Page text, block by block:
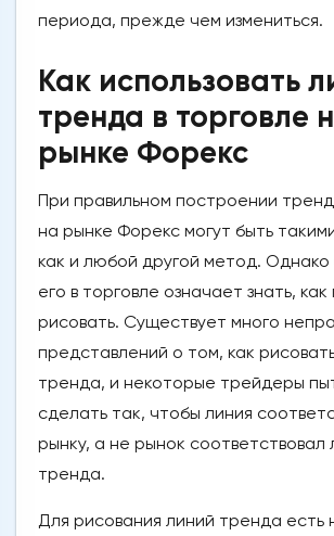
периода, прежде чем измениться.
Как использовать
тренда в торговле
рынке Форекс
При правильном построении
на рынке Форекс могут быть
как и любой другой метод. Однако
его в торговле означает знать,
рисовать. Существует много
представлений о том, как
тренда, и некоторые трейдеры
сделать так, чтобы линия
рынку, а не рынок соответствовал
тренда.
Для рисования линий тренда есть